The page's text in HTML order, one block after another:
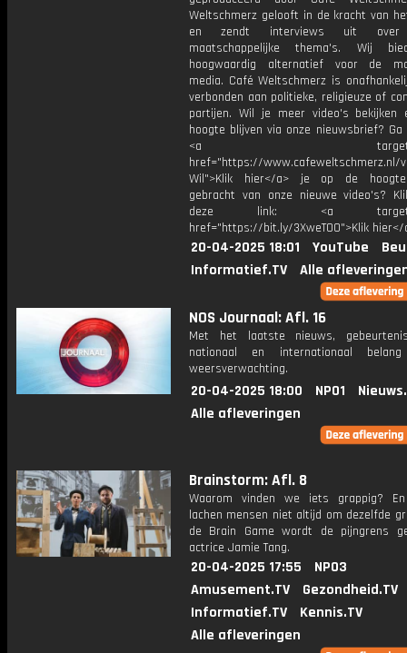
Weltschmerz gelooft in de kracht van
en zendt interviews uit over
maatschappelijke thema's. Wij
hoogwaardig alternatief voor de
media. Café Weltschmerz is
verbonden aan politieke, religieuze of
partijen. Wil je meer video's bekijken
hoogte blijven via onze nieuwsbrief? Ga
<a
href="https://www.cafeweltschmerz.nl/
Wil">Klik hier</a> je op de
gebracht van onze nieuwe video's?
deze link: <a
href="https://bit.ly/3XweTO0">Klik hier</
20-04-2025 18:01 YouTube
Informatief.TV
Alle
NOS Journaal: Afl. 16
Met het laatste nieuws,
nationaal en internationaal
weersverwachting.
20-04-2025 18:00 NPO1
Alle afleveringen
Brainstorm: Afl. 8
Waarom vinden we iets grappig?
lachen mensen niet altijd om dezelfde
de Brain Game wordt de pijngrens
actrice Jamie Tang.
20-04-2025 17:55
NPO3
Amusement.TV
Gezondheid.TV
Informatief.TV
Kennis.TV
Alle afleveringen